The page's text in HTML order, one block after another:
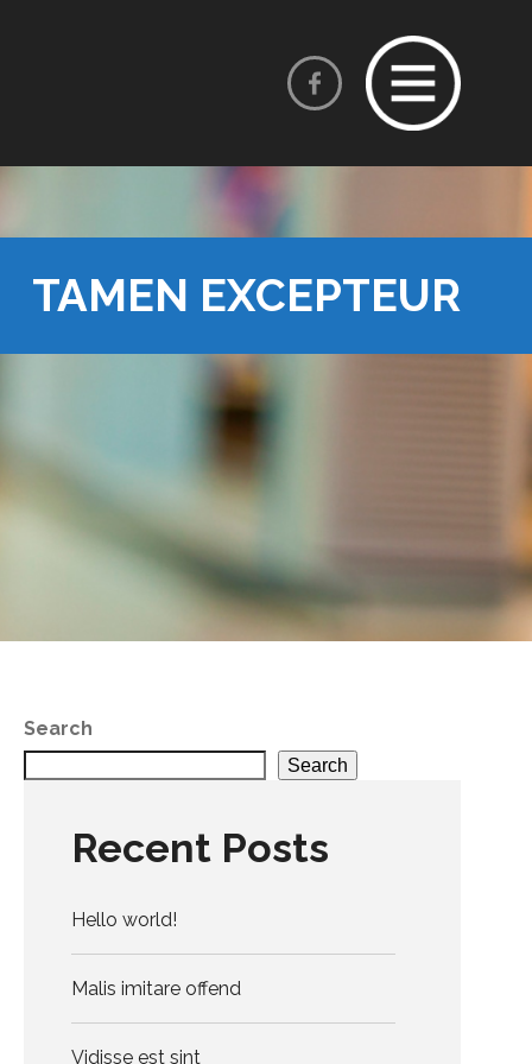
TAMEN EXCEPTEUR
Search
Search
Recent Posts
Hello world!
Malis imitare offend
Vidisse est sint